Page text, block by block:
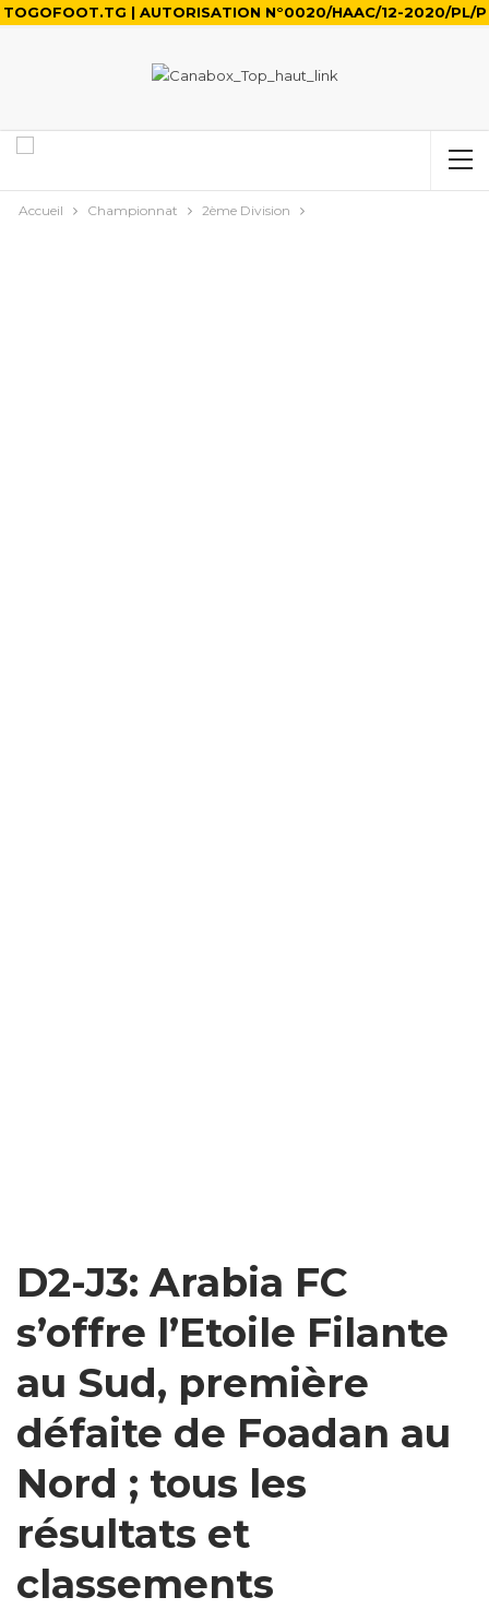
TOGOFOOT.TG | AUTORISATION N°0020/HAAC/12-2020/PL/P
Accueil Championnat 2ème Division
D2-J3: Arabia FC
s’offre l’Etoile Filante
au Sud, première
défaite de Foadan au
Nord ; tous les
résultats et
classements